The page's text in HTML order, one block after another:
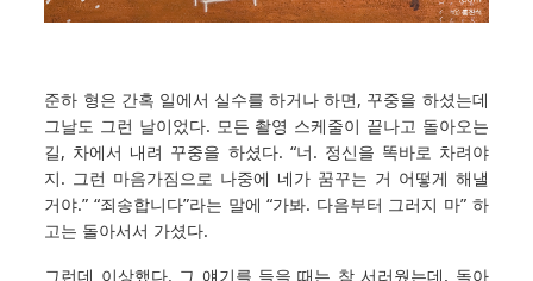
준하 형은 간혹 일에서 실수를 하거나 하면, 꾸중을 하셨는데
그날도 그런 날이었다. 모든 촬영 스케줄이 끝나고 돌아오는
길, 차에서 내려 꾸중을 하셨다. “너. 정신을 똑바로 차려야
지. 그런 마음가짐으로 나중에 네가 꿈꾸는 거 어떻게 해낼
거야.” “죄송합니다”라는 말에 “가봐. 다음부터 그러지 마” 하
고는 돌아서서 가셨다.
그런데 이상했다. 그 얘기를 들을 때는 참 서러웠는데, 돌아